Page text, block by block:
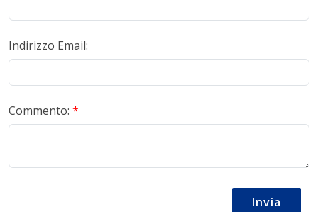
Indirizzo Email:
Commento: *
Invia